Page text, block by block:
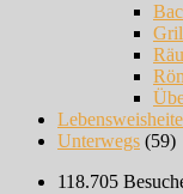
Unterwegs (59)
118.705